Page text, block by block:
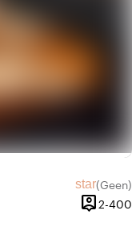
star(Geen)
Geen
person_pin2-400